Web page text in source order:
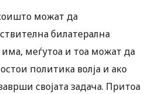
можат да
билатерална
има, меѓутоа и тоа можат да
политика волја и ако
својата задача. Притоа